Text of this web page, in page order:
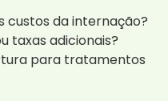
custos da internação?
taxas adicionais?
para tratamentos